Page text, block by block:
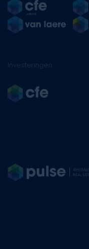
Investeringen